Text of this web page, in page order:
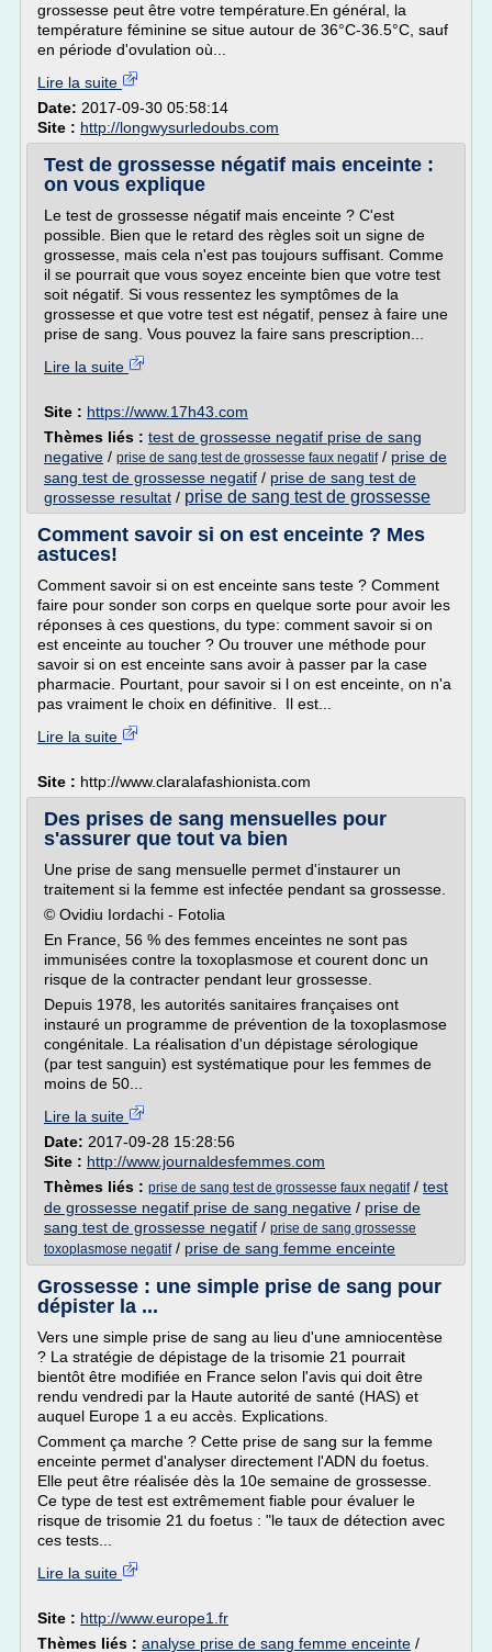
grossesse peut être votre température.En général, la
température féminine se situe autour de 36°C-36.5°C, sauf
en période d'ovulation où...
Lire la suite
Date: 2017-09-30 05:58:14
Site : http://longwysurledoubs.com
Test de grossesse négatif mais enceinte :
on vous explique
Le test de grossesse négatif mais enceinte ? C'est
possible. Bien que le retard des règles soit un signe de
grossesse, mais cela n'est pas toujours suffisant. Comme
il se pourrait que vous soyez enceinte bien que votre test
soit négatif. Si vous ressentez les symptômes de la
grossesse et que votre test est négatif, pensez à faire une
prise de sang. Vous pouvez la faire sans prescription...
Lire la suite
Site : https://www.17h43.com
Thèmes liés : test de grossesse negatif prise de sang
negative / prise de sang test de grossesse faux negatif/ prise de
sang test de grossesse negatif / prise de sang test de
grossesse resultat / prise de sang test de grossesse
Comment savoir si on est enceinte ? Mes
astuces!
Comment savoir si on est enceinte sans teste ? Comment
faire pour sonder son corps en quelque sorte pour avoir les
réponses à ces questions, du type: comment savoir si on
est enceinte au toucher ? Ou trouver une méthode pour
savoir si on est enceinte sans avoir à passer par la case
pharmacie. Pourtant, pour savoir si l on est enceinte, on n'a
pas vraiment le choix en définitive. Il est...
Lire la suite
Site : http://www.claralafashionista.com
Des prises de sang mensuelles pour
s'assurer que tout va bien
Une prise de sang mensuelle permet d'instaurer un
traitement si la femme est infectée pendant sa grossesse.
© Ovidiu Iordachi - Fotolia
En France, 56 % des femmes enceintes ne sont pas
immunisées contre la toxoplasmose et courent donc un
risque de la contracter pendant leur grossesse.
Depuis 1978, les autorités sanitaires françaises ont
instauré un programme de prévention de la toxoplasmose
congénitale. La réalisation d'un dépistage sérologique
(par test sanguin) est systématique pour les femmes de
moins de 50...
Lire la suite
Date: 2017-09-28 15:28:56
Site : http://www.journaldesfemmes.com
Thèmes liés : prise de sang test de grossesse faux negatif/ test
de grossesse negatif prise de sang negative / prise de
sang test de grossesse negatif / prise de sang grossesse
toxoplasmose negatif/ prise de sang femme enceinte
Grossesse : une simple prise de sang pour
dépister la ...
Vers une simple prise de sang au lieu d'une amniocentèse
? La stratégie de dépistage de la trisomie 21 pourrait
bientôt être modifiée en France selon l'avis qui doit être
rendu vendredi par la Haute autorité de santé (HAS) et
auquel Europe 1 a eu accès. Explications.
Comment ça marche ? Cette prise de sang sur la femme
enceinte permet d'analyser directement l'ADN du foetus.
Elle peut être réalisée dès la 10e semaine de grossesse.
Ce type de test est extrêmement fiable pour évaluer le
risque de trisomie 21 du foetus : "le taux de détection avec
ces tests...
Lire la suite
Site : http://www.europe1.fr
Thèmes liés : analyse prise de sang femme enceinte /